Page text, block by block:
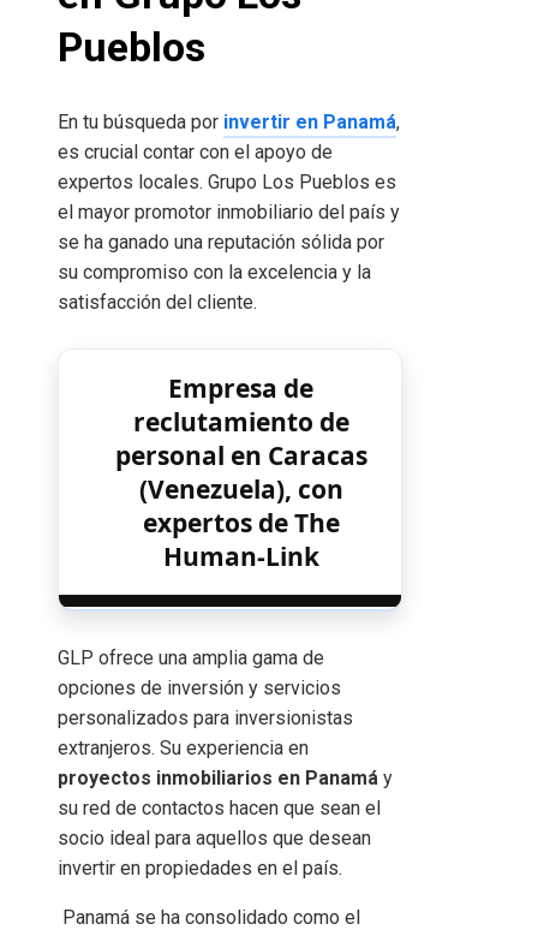
Pueblos
En tu búsqueda por invertir en Panamá,
es crucial contar con el apoyo de
expertos locales. Grupo Los Pueblos es
el mayor promotor inmobiliario del país y
se ha ganado una reputación sólida por
su compromiso con la excelencia y la
satisfacción del cliente.
Empresa de
reclutamiento de
personal en Caracas
(Venezuela), con
expertos de The
Human-Link
GLP ofrece una amplia gama de
opciones de inversión y servicios
personalizados para inversionistas
extranjeros. Su experiencia en
proyectos inmobiliarios en Panamá y
su red de contactos hacen que sean el
socio ideal para aquellos que desean
invertir en propiedades en el país.
Panamá se ha consolidado como el